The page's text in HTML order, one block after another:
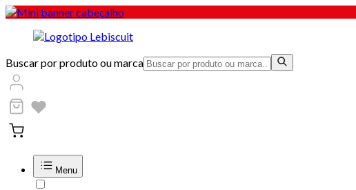
Buscar por produto ou marca
Menu